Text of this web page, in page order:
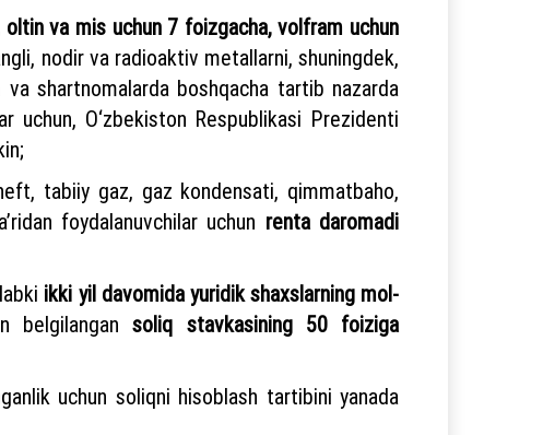
va mis uchun 7 foizgacha, volfram uchun
nodir va radioaktiv metallarni, shuningdek,
shartnomalarda boshqacha tartib nazarda
uchun, O‘zbekiston Respublikasi Prezidenti
tabiiy gaz, gaz kondensati, qimmatbaho,
foydalanuvchilar uchun renta daromadi
ikki yil davomida yuridik shaxslarning mol-
belgilangansoliq stavkasining 50 foiziga
uchun soliqni hisoblash tartibini yanada